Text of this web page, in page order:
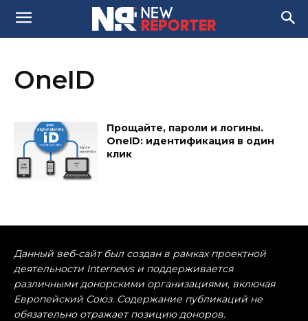
OneID
Прощайте, пароли и логины.
OneID: идентификация в один
клик
Данный веб-сайт был создан в рамках проектной
деятельности Internews и поддерживается
различными донорскими организациями, включая
Европейский Союз. Содержание публикаций не
обязательно отражает позицию доноров.